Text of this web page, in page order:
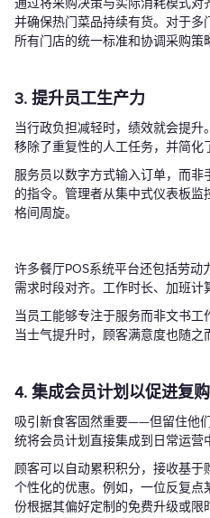
通过将采购决策与实际消耗模式对
并确保热门菜品持续有货。对于
所有门店的统一标准和协调采购策
3. 提升员工生产力
当行政负担减轻时，绩效就会提升
移除了重复性的人工任务，并简化
服务员以数字方式输入订单，而
的指令。管理者从集中式仪表板
格间周旋。
许多餐厅POS系统平台还包括劳
需求时段对齐。工作时长、加班计
当员工能够专注于服务而非文书
当士气提升时，顾客满意度也随之
4. 集成会员计划以促进复购
吸引新食客固然重要——但留住他
统将会员计划直接集成到日常运营
顾客可以自动累积积分，接收基
个性化的优惠。例如，一位反复
份根据其偏好定制的免费升级或限